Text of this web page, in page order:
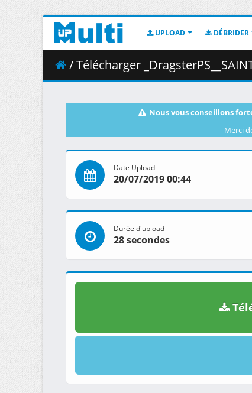
UPLOAD DÉBRIDER
/ Télécharger _DragsterPS__SAINT_SEIYA_-
Nous vous conseillons
Merci
Date Upload
20/07/2019 00:44
Durée d'upload
28 secondes